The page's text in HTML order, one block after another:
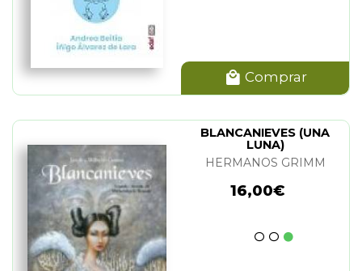
Comprar
BLANCANIEVES (UNA
LUNA)
HERMANOS GRIMM
16,00€